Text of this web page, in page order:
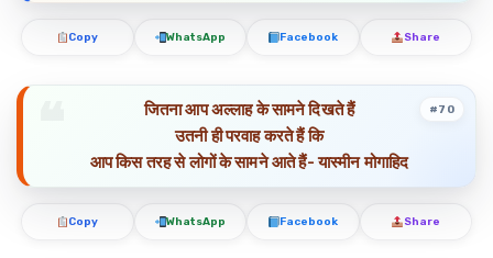
Copy WhatsApp Facebook Share
जितना आप अल्लाह के सामने दिखते हैं
उतनी ही परवाह करते हैं कि
आप किस तरह से लोगों के सामने आते हैं- यास्मीन मोगाहिद
#70
Copy WhatsApp Facebook Share